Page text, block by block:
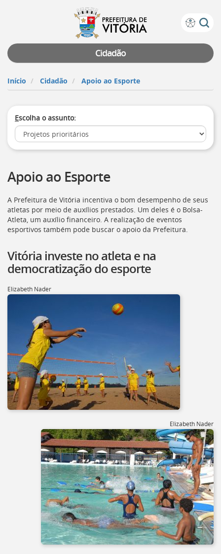
Prefeitura
Vitória
teclado:
para
a
de
instruções
de
acessibilidade
[]
a
inicial
do
Portal
[]
o
Portal
Serviços
[]
para
lista
de
secretarias
[]
Ir
para
página
listagem
notícias
conteúdo
Cidadão
Início Cidadão Apoio ao Esporte
Escolha o assunto:
Apoio ao Esporte
A Prefeitura de Vitória incentiva o bom desempenho de seus
atletas por meio de auxílios prestados. Um deles é o Bolsa-
Atleta, um auxílio financeiro. A realização de eventos
esportivos também pode buscar o apoio da Prefeitura.
Vitória investe no atleta e na
democratização do esporte
Elizabeth Nader
Elizabeth Nader